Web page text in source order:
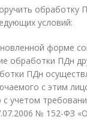
обработку
условий:
форме
обработки ПДн
ПДн
с этим
с учетом
№ 152-ФЗ